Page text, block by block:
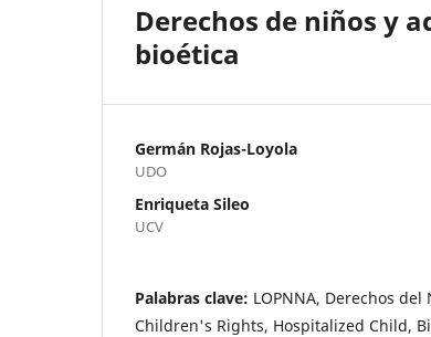
Derechos de niños y
bioética
Germán Rojas-Loyola
UDO
Enriqueta Sileo
UCV
Palabras clave: LOPNNA, Derechos
Children's Rights, Hospitalized Child,